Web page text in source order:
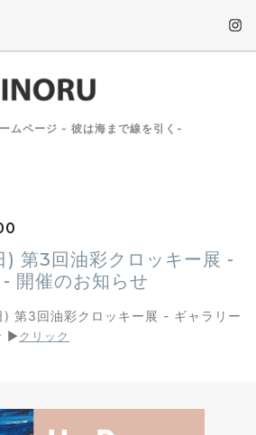
ムページ - 彼は海まで線を引く-
第3回油彩クロッキー展 -
開催のお知らせ
第3回油彩クロッキー展 - ギャラリー
▶︎クリック